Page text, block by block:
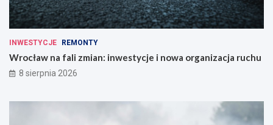
INWESTYCJE REMONTY
Wrocław na fali zmian: inwestycje i nowa organizacja ruchu
8 sierpnia 2026